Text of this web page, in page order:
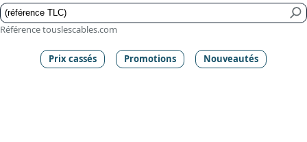
Référence touslescables.com
Prix cassés Promotions Nouveautés